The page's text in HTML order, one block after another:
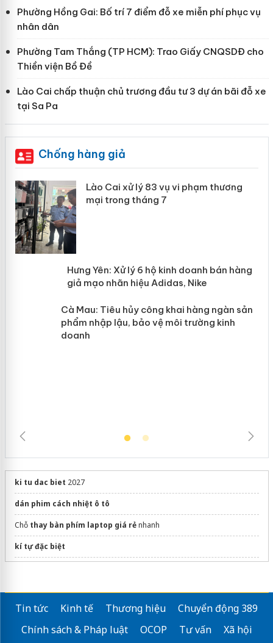
Phường Hồng Gai: Bố trí 7 điểm đỗ xe miễn phí phục vụ
nhân dân
Phường Tam Thắng (TP HCM): Trao Giấy CNQSDĐ cho
Thiền viện Bồ Đề
Lào Cai chấp thuận chủ trương đầu tư 3 dự án bãi đỗ xe
tại Sa Pa
Chống hàng giả
Lào Cai xử lý 83 vụ vi phạm thương
mại trong tháng 7
Hưng Yên: Xử lý 6 hộ kinh doanh bán
hàng giả mạo nhãn hiệu Adidas, Nike
ki tu dac biet 2027
dán phim cách nhiệt ô tô
Chỗ thay bàn phím laptop giá rẻnhanh
kí tự đặc biệt
Tin tức Kinh tế Thương hiệu
Chuyển động 389
Chính sách & Pháp luật
OCOP Tư vấn
Xã hội